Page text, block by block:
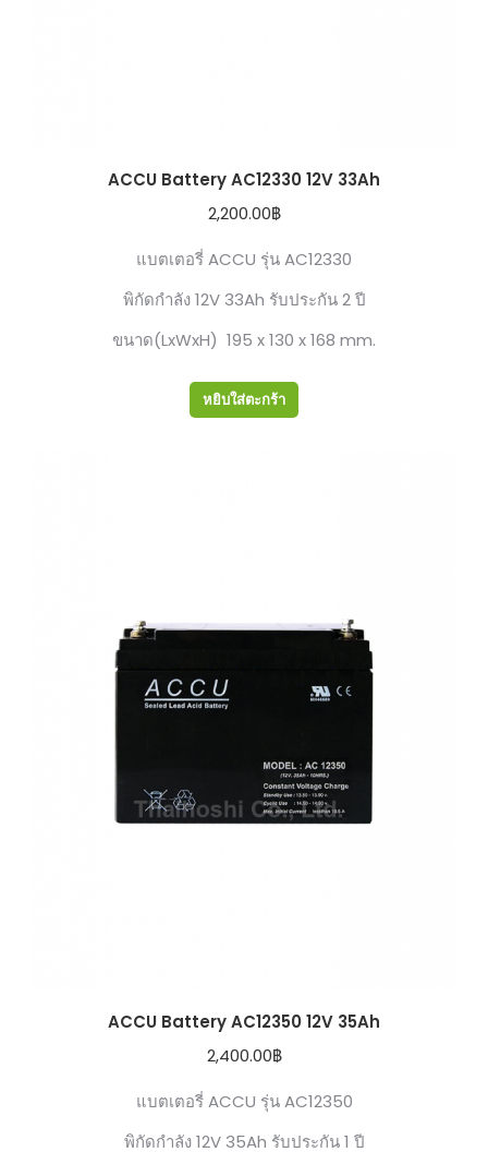
ACCU Battery AC12330 12V 33Ah
2,200.00฿
แบตเตอรี่ ACCU รุ่น AC12330
พิกัดกำลัง 12V 33Ah รับประกัน 2 ปี
ขนาด(LxWxH) 195 x 130 x 168 mm.
หยิบใส่ตะกร้า
ACCU Battery AC12350 12V 35Ah
2,400.00฿
แบตเตอรี่ ACCU รุ่น AC12350
พิกัดกำลัง 12V 35Ah รับประกัน 1 ปี